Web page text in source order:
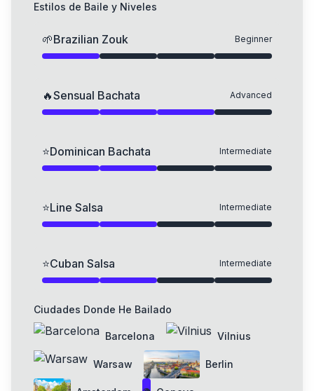
Estilos de Baile y Niveles
🌱Brazilian Zouk Beginner
🔥Sensual Bachata Advanced
⭐Dominican Bachata Intermediate
⭐Line Salsa Intermediate
⭐Cuban Salsa Intermediate
Ciudades Donde He Bailado
Barcelona Vilnius
Warsaw Berlin